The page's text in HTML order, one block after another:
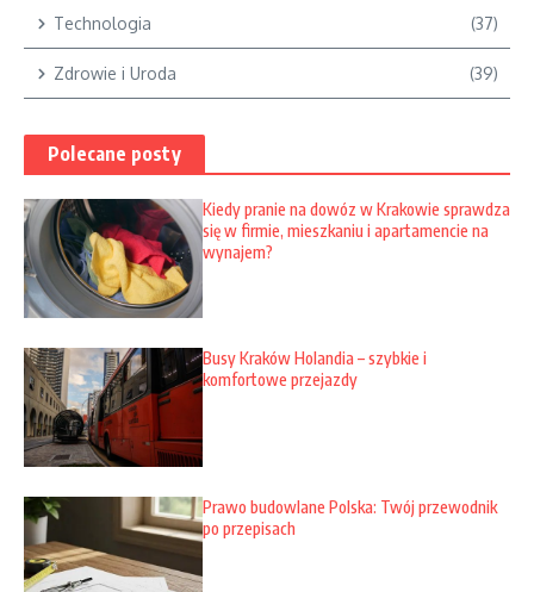
Technologia (37)
Zdrowie i Uroda (39)
Polecane posty
Kiedy pranie na dowóz w Krakowie sprawdza
się w firmie, mieszkaniu i apartamencie na
wynajem?
Busy Kraków Holandia – szybkie i
komfortowe przejazdy
Prawo budowlane Polska: Twój przewodnik
po przepisach